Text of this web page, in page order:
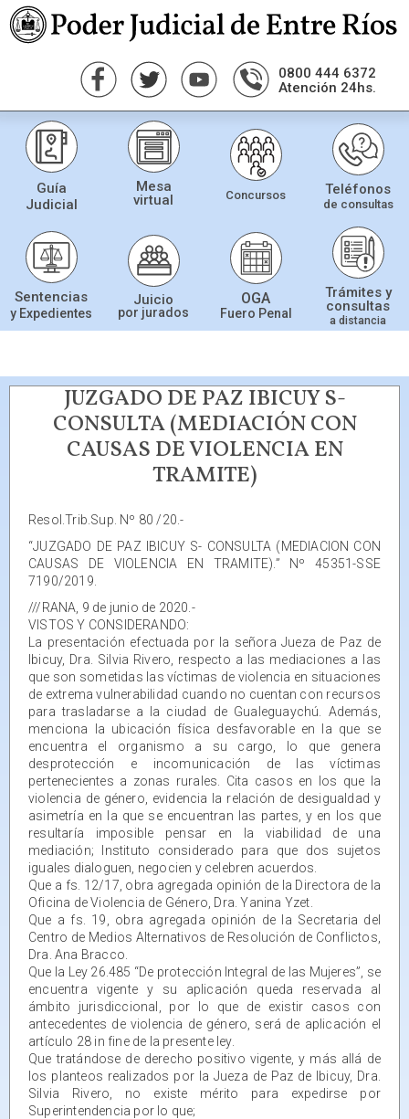
0800 444 6372
Atención 24hs.
Guía
Judicial
Mesa
virtual
Concursos Teléfonos
de consultas
Sentencias
y Expedientes
Juicio
por jurados
OGA
Fuero Penal
Trámites y
consultas
a distancia
JUZGADO DE PAZ IBICUY S-
CONSULTA (MEDIACIÓN CON
CAUSAS DE VIOLENCIA EN
TRAMITE)
Resol.Trib.Sup. Nº 80 /20.-
“JUZGADO DE PAZ IBICUY S- CONSULTA (MEDIACION CON
CAUSAS DE VIOLENCIA EN TRAMITE).” Nº 45351-SSE
7190/2019.
///RANA, 9 de junio de 2020.-
VISTOS Y CONSIDERANDO:
La presentación efectuada por la señora Jueza de Paz de
Ibicuy, Dra. Silvia Rivero, respecto a las mediaciones a las
que son sometidas las víctimas de violencia en situaciones
de extrema vulnerabilidad cuando no cuentan con recursos
para trasladarse a la ciudad de Gualeguaychú. Además,
menciona la ubicación física desfavorable en la que se
encuentra el organismo a su cargo, lo que genera
desprotección e incomunicación de las víctimas
pertenecientes a zonas rurales. Cita casos en los que la
violencia de género, evidencia la relación de desigualdad y
asimetría en la que se encuentran las partes, y en los que
resultaría imposible pensar en la viabilidad de una
mediación; Instituto considerado para que dos sujetos
iguales dialoguen, negocien y celebren acuerdos.
Que a fs. 12/17, obra agregada opinión de la Directora de la
Oficina de Violencia de Género, Dra. Yanina Yzet.
Que a fs. 19, obra agregada opinión de la Secretaria del
Centro de Medios Alternativos de Resolución de Conflictos,
Dra. Ana Bracco.
Que la Ley 26.485 “De protección Integral de las Mujeres”, se
encuentra vigente y su aplicación queda reservada al
ámbito jurisdiccional, por lo que de existir casos con
antecedentes de violencia de género, será de aplicación el
artículo 28 in fine de la presente ley.
Que tratándose de derecho positivo vigente, y más allá de
los planteos realizados por la Jueza de Paz de Ibicuy, Dra.
Silvia Rivero, no existe mérito para expedirse por
Superintendencia por lo que;